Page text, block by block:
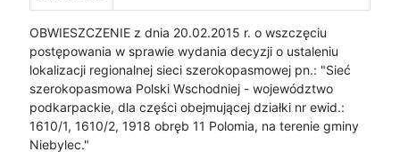
OBWIESZCZENIE z dnia 20.02.2015 r. o wszczęciu
postępowania w sprawie wydania decyzji o ustaleniu
lokalizacji regionalnej sieci szerokopasmowej pn.: "Sieć
szerokopasmowa Polski Wschodniej - województwo
podkarpackie, dla części obejmującej działki nr ewid.:
1610/1, 1610/2, 1918 obręb 11 Polomia, na terenie gminy
Niebylec."